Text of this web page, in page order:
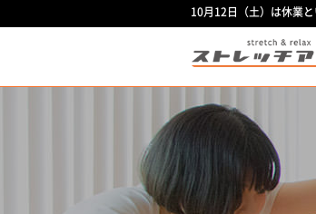
10月12日（土）は休業